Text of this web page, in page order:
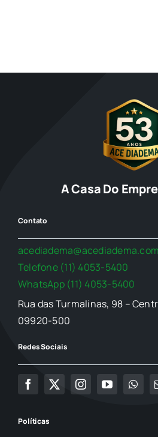
A Casa Do
Contato
Telefone (11) 4053-5400
WhatsApp (11) 4053-5400
Rua das Turmalinas, 98 –
09920-500
Redes Sociais
Políticas